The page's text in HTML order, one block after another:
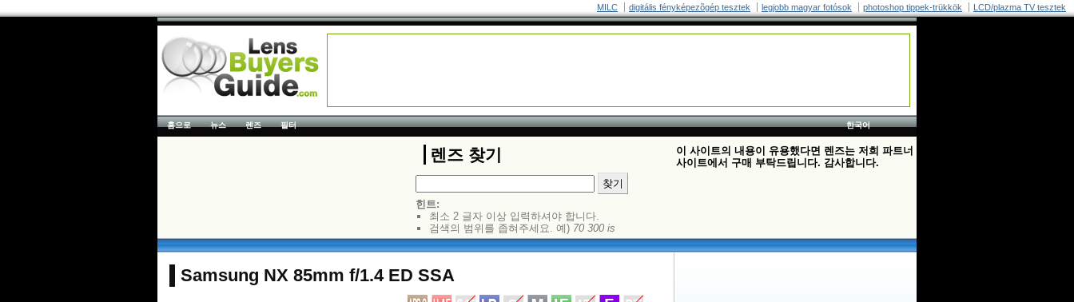
MILC digitális fényképezõgép tesztek legjobb magyar fotósok photoshop tippek-trükkök LCD/plazma TV tesztek
한국어
홈으로 뉴스 렌즈 필터
렌즈 찾기
힌트:
최소 2 글자 이상 입력하셔야 합니다.
검색의 범위를 좁혀주세요. 예) 70 300 is
이 사이트의 내용이 유용했다면 렌즈는 저희 파트너
사이트에서 구매 부탁드립니다. 감사합니다.
Samsung NX 85mm f/1.4 ED SSA